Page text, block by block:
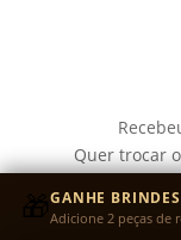
Quer trocar
Garantia de
🎁GANHE
Adicione 2 peças de